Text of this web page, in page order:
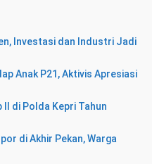
Investasi dan Industri Jadi
Anak P21, Aktivis Apresiasi
II di Polda Kepri Tahun
di Akhir Pekan, Warga